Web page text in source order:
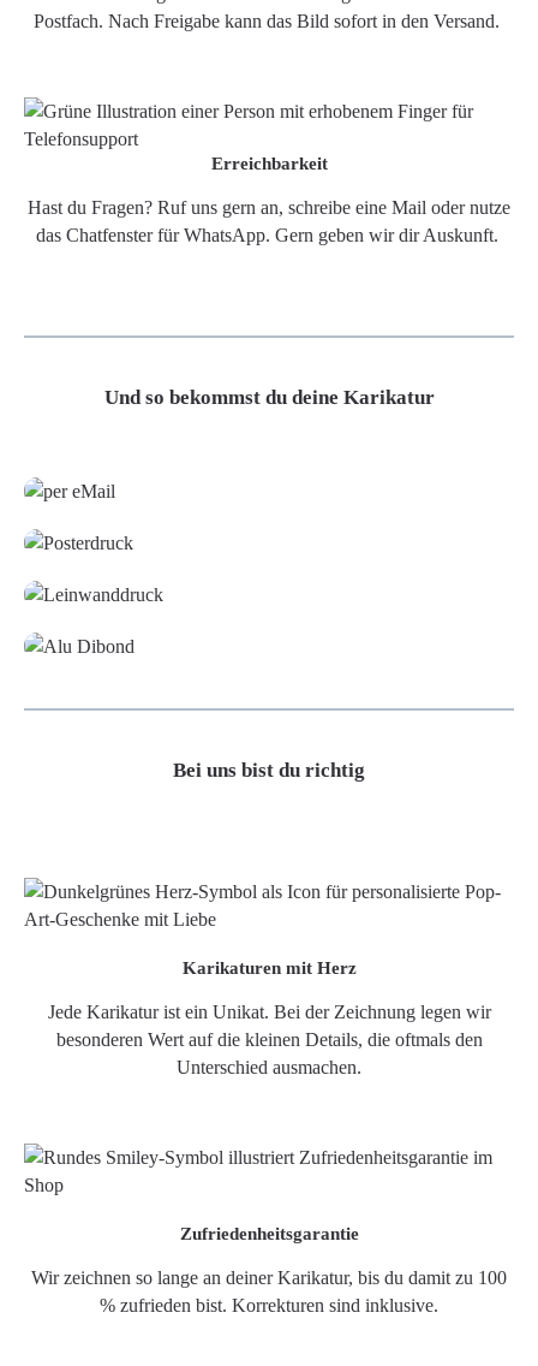
Postfach. Nach Freigabe kann das Bild sofort in den Versand.
Erreichbarkeit
Hast du Fragen? Ruf uns gern an, schreibe eine Mail oder nutze
das Chatfenster für WhatsApp. Gern geben wir dir Auskunft.
Und so bekommst du deine Karikatur
Bei uns bist du richtig
Karikaturen mit Herz
Jede Karikatur ist ein Unikat. Bei der Zeichnung legen wir
besonderen Wert auf die kleinen Details, die oftmals den
Unterschied ausmachen.
Zufriedenheitsgarantie
Wir zeichnen so lange an deiner Karikatur, bis du damit zu 100
% zufrieden bist. Korrekturen sind inklusive.